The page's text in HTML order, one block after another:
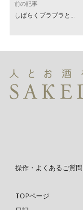
前の記事
しばらくブラブラと…
操作・よくあるご質問
TOPページ